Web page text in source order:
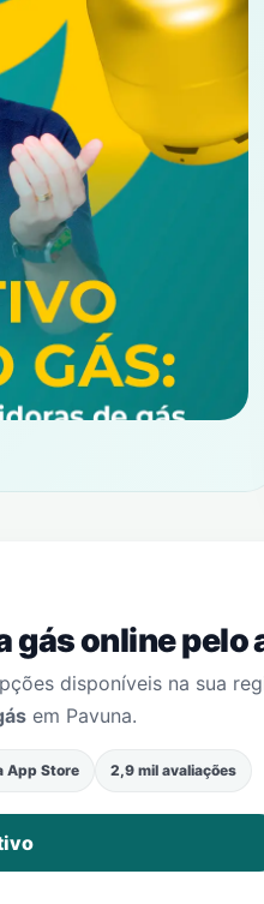
gás online
disponíveis na sua
em Pavuna.
App Store 2,9 mil avaliações